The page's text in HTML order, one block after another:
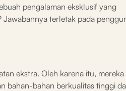
pengalaman eksklusif yang
Jawabannya terletak pada
ekstra. Oleh karena itu, mereka
bahan-bahan berkualitas tinggi